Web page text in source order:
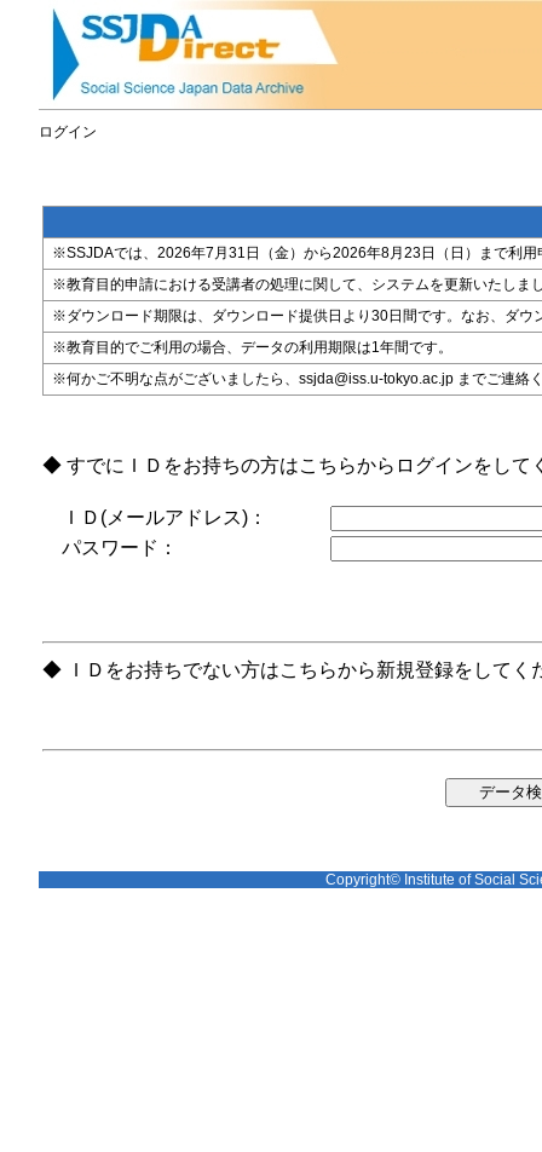
ログイン
※SSJDAでは、2026年7月31日（金）から2026年8月23日（日）まで利
※教育目的申請における受講者の処理に関して、システムを更新いたしま
※ダウンロード期限は、ダウンロード提供日より30日間です。なお、ダ
※教育目的でご利用の場合、データの利用期限は1年間です。
※何かご不明な点がございましたら、ssjda@iss.u-tokyo.ac.jp までご連絡
◆ すでにＩＤをお持ちの方はこちらからログインをして
ＩＤ(メールアドレス)：
パスワード：
◆ ＩＤをお持ちでない方はこちらから新規登録をしてく
Copyright© Institute of Social